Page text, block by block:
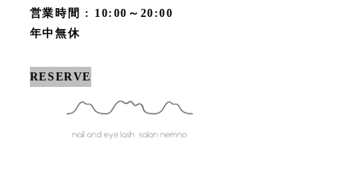
営業時間 : 10:00～20:00
年中無休
RESERVE